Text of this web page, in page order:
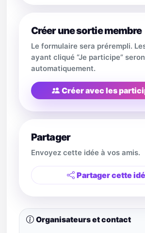
Créer une sortie membre
Le formulaire sera prérempli.
ayant cliqué “Je participe”
automatiquement.
Créer avec les
Partager
Envoyez cette idée à vos amis.
Partager cette
Organisateurs et contact